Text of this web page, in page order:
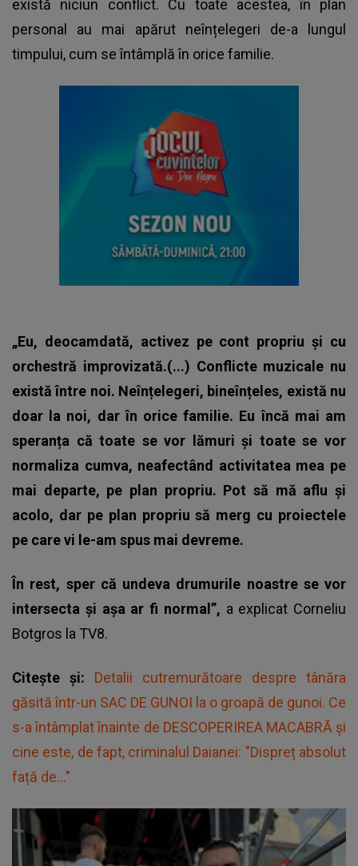
există niciun conflict. Cu toate acestea, în plan
personal au mai apărut neînțelegeri de-a lungul
timpului, cum se întâmplă în orice familie.
„Eu, deocamdată, activez pe cont propriu și cu
orchestră improvizată.(...) Conflicte muzicale nu
există între noi. Neînțelegeri, bineînțeles, există nu
doar la noi, dar în orice familie. Eu încă mai am
speranța că toate se vor lămuri și toate se vor
normaliza cumva, neafectând activitatea mea pe
mai departe, pe plan propriu. Pot să mă aflu și
acolo, dar pe plan propriu să merg cu proiectele
pe care vi le-am spus mai devreme.
În rest, sper că undeva drumurile noastre se vor
intersecta și așa ar fi normal”, a explicat Corneliu
Botgros la TV8.
Citește și: Detalii cutremurătoare despre tânăra
găsită într-un SAC DE GUNOI la o groapă de gunoi. Ce
s-a întâmplat înainte de DESCOPERIREA MACABRĂ și
cine este, de fapt, criminalul Daianei: "Dispreț absolut
față de..."